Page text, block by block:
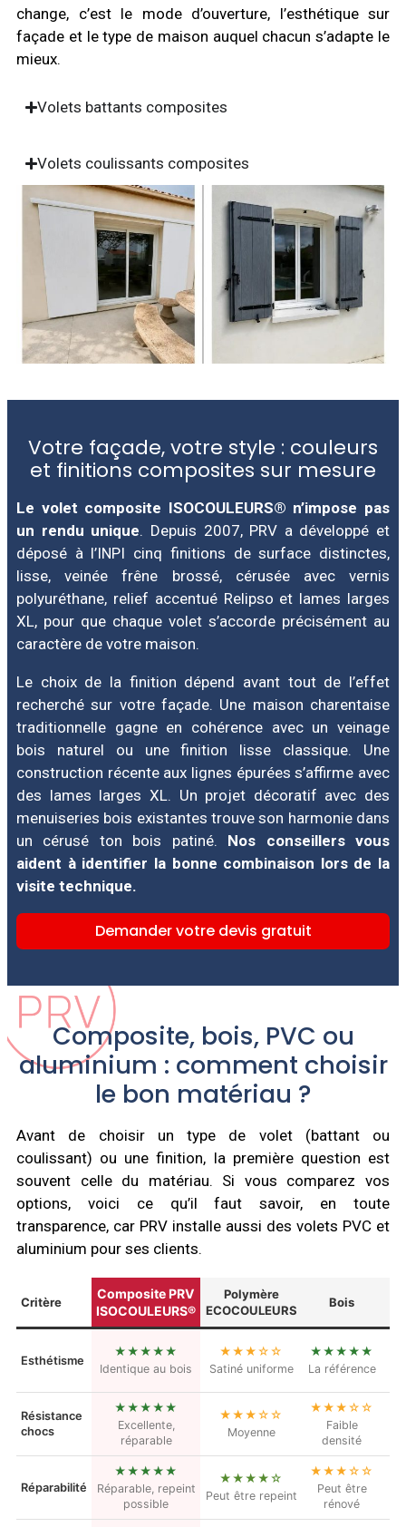
change, c’est le mode d’ouverture, l’esthétique sur
façade et le type de maison auquel chacun s’adapte le
mieux.
Volets battants composites
Volets coulissants composites
Votre façade, votre style : couleurs
et finitions composites sur mesure
Le volet composite ISOCOULEURS® n’impose pas
un rendu unique. Depuis 2007, PRV a développé et
déposé à l’INPI cinq finitions de surface distinctes,
lisse, veinée frêne brossé, cérusée avec vernis
polyuréthane, relief accentué Relipso et lames larges
XL, pour que chaque volet s’accorde précisément au
caractère de votre maison.
Le choix de la finition dépend avant tout de l’effet
recherché sur votre façade. Une maison charentaise
traditionnelle gagne en cohérence avec un veinage
bois naturel ou une finition lisse classique. Une
construction récente aux lignes épurées s’affirme avec
des lames larges XL. Un projet décoratif avec des
menuiseries bois existantes trouve son harmonie dans
un cérusé ton bois patiné. Nos conseillers vous
aident à identifier la bonne combinaison lors de la
visite technique.
Demander votre devis gratuit
Composite, bois, PVC ou
aluminium : comment choisir
le bon matériau ?
Avant de choisir un type de volet (battant ou
coulissant) ou une finition, la première question est
souvent celle du matériau. Si vous comparez vos
options, voici ce qu’il faut savoir, en toute
transparence, car PRV installe aussi des volets PVC et
aluminium pour ses clients.
Critère
Composite PRV
ISOCOULEURS®
Polymère
ECOCOULEURS
Bois
Esthétisme
★★★★★
Identique au bois
★★★☆☆
Satiné uniforme
★★★★★
La référence
Résistance
chocs
★★★★★
Excellente,
réparable
★★★☆☆
Moyenne
★★★☆☆
Faible
densité
Réparabilité
★★★★★
Réparable, repeint
possible
★★★★☆
Peut être repeint
★★★☆☆
Peut être
rénové